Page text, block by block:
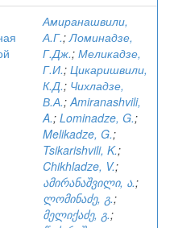
Амиранашвили,
А.Г.;Ломинадзе,
Г.Дж.; Меликадзе,
Г.И.; Цикаришвили,
К.Д.; Чихладзе,
В.А.;Amiranashvili,
A.; Lominadze, G.;
Melikadze, G.;
Tsikarishvili, K.;
Chikhladze, V.;
ამირანაშვილი, ა.;
ლომინაძე, გ.;
მელიქაძე, გ.;